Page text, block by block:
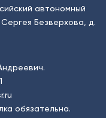
автономный
Сергея Безверхова, д.
обязательна.